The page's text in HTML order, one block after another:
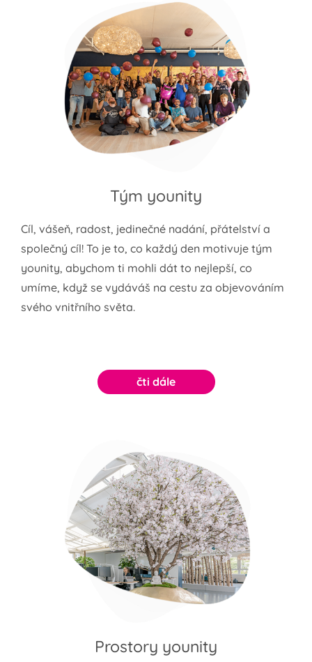
Tým younity
Cíl, vášeň, radost, jedinečné nadání, přátelství a
společný cíl! To je to, co každý den motivuje tým
younity, abychom ti mohli dát to nejlepší, co
umíme, když se vydáváš na cestu za objevováním
svého vnitřního světa.
čti dále
Prostory younity